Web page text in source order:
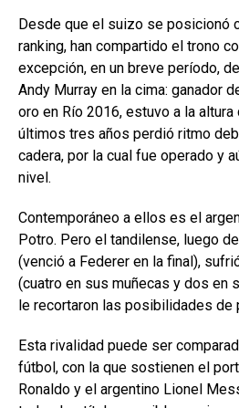
Desde que el suizo se posicionó
ranking, han compartido el trono
excepción, en un breve período,
Andy Murray en la cima: ganador
oro en Río 2016, estuvo a la
últimos tres años perdió ritmo
cadera, por la cual fue operado y
nivel.
Contemporáneo a ellos es el
Potro. Pero el tandilense, luego
(venció a Federer en la final),
(cuatro en sus muñecas y dos en
le recortaron las posibilidades de
Esta rivalidad puede ser
fútbol, con la que sostienen el
Ronaldo y el argentino Lionel